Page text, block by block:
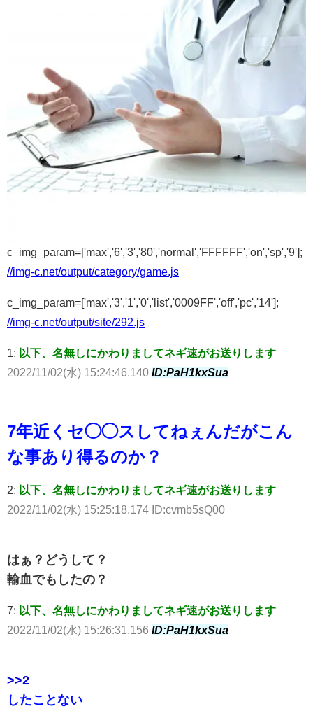
c_img_param=['max','6','3','80','normal','FFFFFF','on','sp','9'];
//img-c.net/output/category/game.js
c_img_param=['max','3','1','0','list','0009FF','off','pc','14'];
//img-c.net/output/site/292.js
1: 以下、名無しにかわりましてネギ速がお送りします
2022/11/02(水) 15:24:46.140 ID:PaH1kxSua
7年近くセ◯◯スしてねぇんだがこん
な事あり得るのか？
2: 以下、名無しにかわりましてネギ速がお送りします
2022/11/02(水) 15:25:18.174 ID:cvmb5sQ00
はぁ？どうして？
輸血でもしたの？
7: 以下、名無しにかわりましてネギ速がお送りします
2022/11/02(水) 15:26:31.156 ID:PaH1kxSua
>>2
したことない